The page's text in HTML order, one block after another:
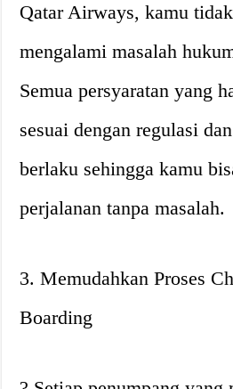
Qatar Airways, kamu
mengalami masalah
Semua persyaratan yang
sesuai dengan regulasi
berlaku sehingga kamu
perjalanan tanpa masalah.
3. Memudahkan Proses
Boarding